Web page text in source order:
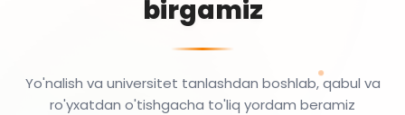
birgamiz
Yo'nalish va universitet tanlashdan boshlab, qabul va
ro'yxatdan o'tishgacha to'liq yordam beramiz